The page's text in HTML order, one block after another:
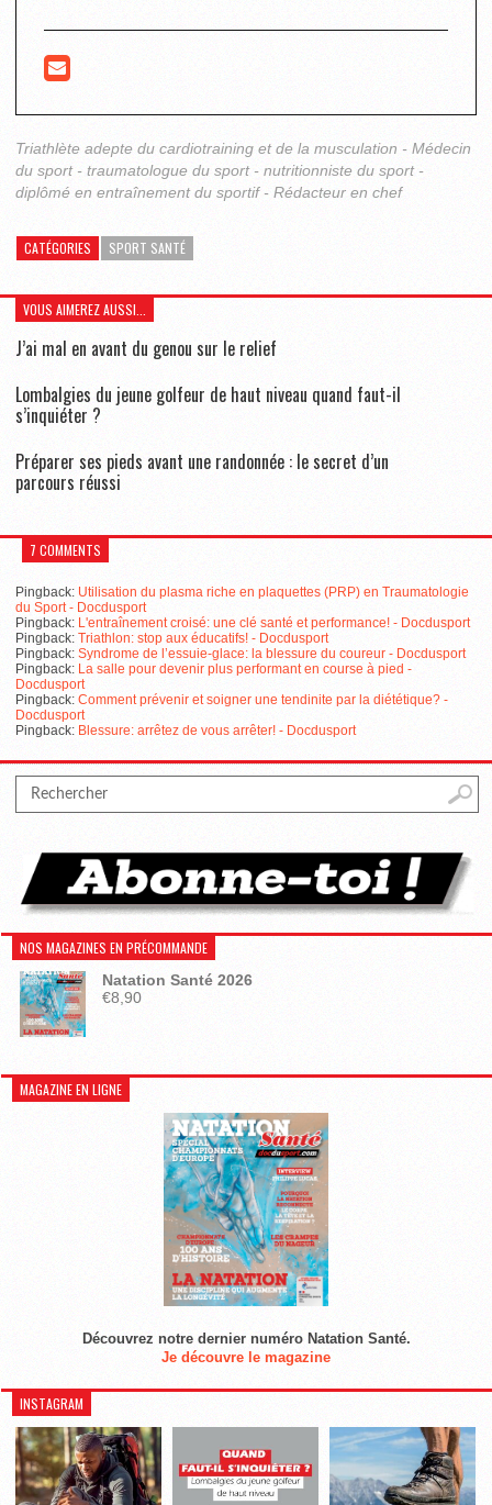
Triathlète adepte du cardiotraining et de la musculation - Médecin
du sport - traumatologue du sport - nutritionniste du sport -
diplômé en entraînement du sportif - Rédacteur en chef
CATÉGORIES SPORT SANTÉ
VOUS AIMEREZ AUSSI...
J’ai mal en avant du genou sur le relief
Lombalgies du jeune golfeur de haut niveau quand faut-il
s’inquiéter ?
Préparer ses pieds avant une randonnée : le secret d’un
parcours réussi
7 COMMENTS
Pingback: Utilisation du plasma riche en plaquettes (PRP) en Traumatologie
du Sport - Docdusport
Pingback: L'entraînement croisé: une clé santé et performance! - Docdusport
Pingback: Triathlon: stop aux éducatifs! - Docdusport
Pingback: Syndrome de l’essuie-glace: la blessure du coureur - Docdusport
Pingback: La salle pour devenir plus performant en course à pied -
Docdusport
Pingback: Comment prévenir et soigner une tendinite par la diététique? -
Docdusport
Pingback: Blessure: arrêtez de vous arrêter! - Docdusport
NOS MAGAZINES EN PRÉCOMMANDE
Natation Santé 2026
€8,90
MAGAZINE EN LIGNE
Découvrez notre dernier numéro Natation Santé.
Je découvre le magazine
INSTAGRAM